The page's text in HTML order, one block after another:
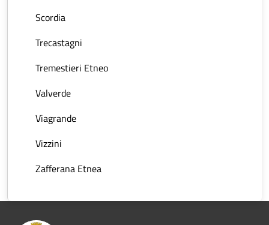
Scordia
Trecastagni
Tremestieri Etneo
Valverde
Viagrande
Vizzini
Zafferana Etnea